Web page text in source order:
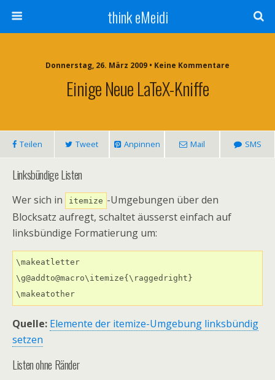
think eMeidi
Donnerstag, 26. März 2009 • Keine Kommentare
Einige Neue LaTeX-Kniffe
Teilen Tweet Anpinnen Mail SMS
Linksbündige Listen
Wer sich in itemize -Umgebungen über den
Blocksatz aufregt, schaltet äusserst einfach auf
linksbündige Formatierung um:
\makeatletter
\g@addto@macro\itemize{\raggedright}
\makeatother
Quelle: Elemente der itemize-Umgebung linksbündig
setzen
Listen ohne Ränder